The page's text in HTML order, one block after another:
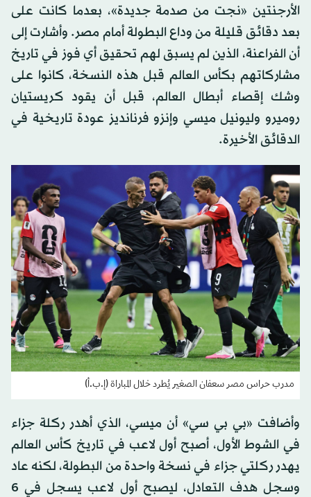
الأرجنتين «نجت من صدمة جديدة»، بعدما كانت على
بعد دقائق قليلة من وداع البطولة أمام مصر. وأشارت إلى
أن الفراعنة، الذين لم يسبق لهم تحقيق أي فوز في تاريخ
مشاركاتهم بكأس العالم قبل هذه النسخة، كانوا على
وشك إقصاء أبطال العالم، قبل أن يقود كريستيان
روميرو وليونيل ميسي وإنزو فرنانديز عودة تاريخية في
الدقائق الأخيرة.
مدرب حراس مصر سعفان الصغير يُطرد خلال المباراة (إ.ب.أ)
وأضافت «بي بي سي» أن ميسي، الذي أهدر ركلة جزاء
في الشوط الأول، أصبح أول لاعب في تاريخ كأس العالم
يهدر ركلتي جزاء في نسخة واحدة من البطولة، لكنه عاد
وسجل هدف التعادل، ليصبح أول لاعب يسجل في 6